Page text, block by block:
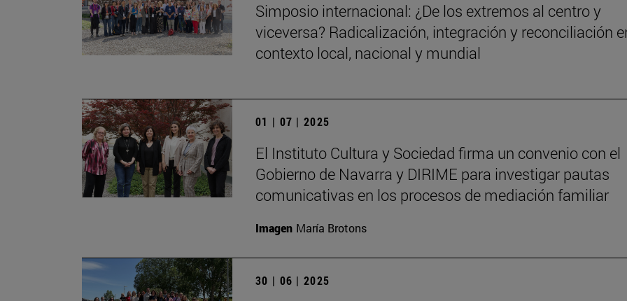
Simposio internacional: ¿De los extremos al centro y
viceversa? Radicalización, integración y reconciliación
contexto local, nacional y mundial
01 | 07 | 2025
El Instituto Cultura y Sociedad firma un convenio con el
Gobierno de Navarra y DIRIME para investigar pautas
comunicativas en los procesos de mediación familiar
Imagen María Brotons
30 | 06 | 2025